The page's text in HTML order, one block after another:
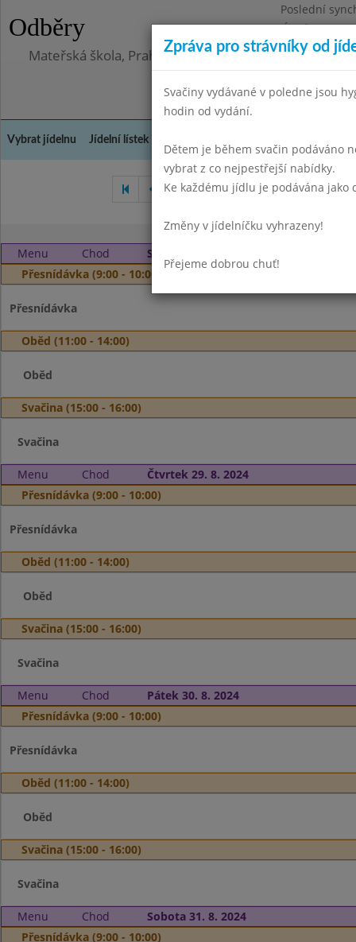
Odběry
Poslední
Úterý
Mateřská škola, Praha 10, Kodaňská 989/14,
Vybrat jídelnu Jídelní lístek
Květen 2024 Červen
Menu Chod
Středa 28. 8. 2024
Přesnídávka (9:00 - 10:00)
Přesnídávka
Oběd (11:00 - 14:00)
Oběd
Svačina (15:00 - 16:00)
Svačina
Menu Chod
Čtvrtek 29. 8. 2024
Přesnídávka (9:00 - 10:00)
Přesnídávka
Oběd (11:00 - 14:00)
Oběd
Svačina (15:00 - 16:00)
Svačina
Menu Chod
Pátek 30. 8. 2024
Přesnídávka (9:00 - 10:00)
Přesnídávka
Oběd (11:00 - 14:00)
Oběd
Svačina (15:00 - 16:00)
Svačina
Menu Chod
Sobota 31. 8. 2024
Přesnídávka (9:00 - 10:00)
Zpráva pro strávníky od
Svačiny vydávané v poledne jsou
hodin od vydání.
Dětem je během svačin podáváno
vybrat z co nejpestřejší nabídky.
Ke každému jídlu je podávána jako
Změny v jídelníčku vyhrazeny!
Přejeme dobrou chuť!